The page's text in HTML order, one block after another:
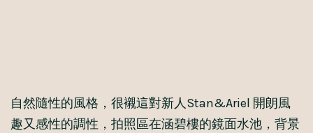
自然隨性的風格，很襯這對新人Stan&Ariel 開朗風
趣又感性的調性，拍照區在涵碧樓的鏡面水池，背景